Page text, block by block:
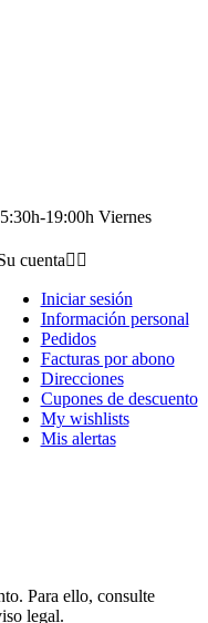
19:00h Viernes
cuenta 
Iniciar sesión
Información personal
Pedidos
Facturas por abono
Direcciones
Cupones de descuento
My wishlists
Mis alertas
Para ello, consulte
legal.